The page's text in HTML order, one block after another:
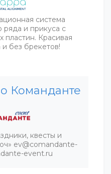
система
ряда и прикуса с
Красивая
без брекетов!
Команданте
квесты и
ev@comandante-
event.ru